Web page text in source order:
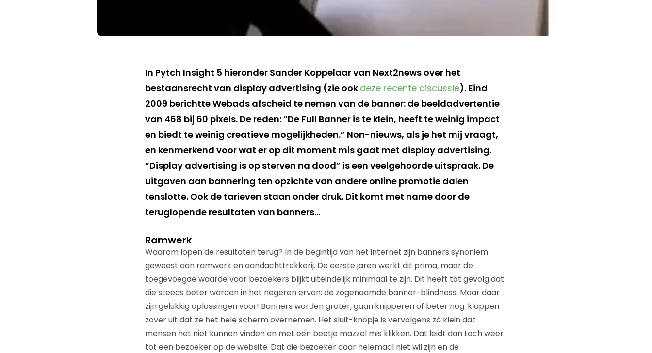
In Pytch Insight 5 hieronder Sander Koppelaar van Next2news over het
bestaansrecht van display advertising (zie ook deze recente discussie). Eind
2009 berichtte Webads afscheid te nemen van de banner: de beeldadvertentie
van 468 bij 60 pixels. De reden: “De Full Banner is te klein, heeft te weinig impact
en biedt te weinig creatieve mogelijkheden.” Non-nieuws, als je het mij vraagt,
en kenmerkend voor wat er op dit moment mis gaat met display advertising.
“Display advertising is op sterven na dood” is een veelgehoorde uitspraak. De
uitgaven aan bannering ten opzichte van andere online promotie dalen
tenslotte. Ook de tarieven staan onder druk. Dit komt met name door de
teruglopende resultaten van banners…
Ramwerk
Waarom lopen de resultaten terug? In de begintijd van het internet zijn banners synoniem
geweest aan ramwerk en aandachttrekkerij. De eerste jaren werkt dit prima, maar de
toegevoegde waarde voor bezoekers blijkt uiteindelijk minimaal te zijn. Dit heeft tot gevolg dat
die steeds beter worden in het negeren ervan: de zogenaamde banner-blindness. Maar daar
zijn gelukkig oplossingen voor! Banners worden groter, gaan knipperen of beter nog: klappen
zover uit dat ze het hele scherm overnemen. Het sluit-knopje is vervolgens zó klein dat
mensen het niet kunnen vinden en met een beetje mazzel mis klikken. Dat leidt dan toch weer
tot een bezoeker op de website. Dat die bezoeker daar helemaal niet wil zijn en de